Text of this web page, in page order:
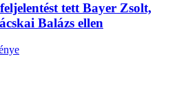
tett Bayer Zsolt,
Balázs ellen